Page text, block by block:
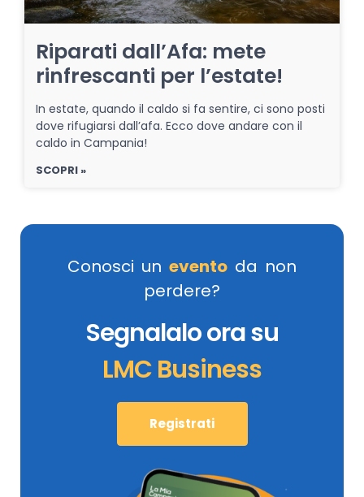
Riparati dall’Afa: mete
rinfrescanti per l’estate!
In estate, quando il caldo si fa sentire, ci sono posti
dove rifugiarsi dall’afa. Ecco dove andare con il
caldo in Campania!
SCOPRI »
Conosci un evento da non
perdere?
Segnalalo ora su
LMC Business
Registrati